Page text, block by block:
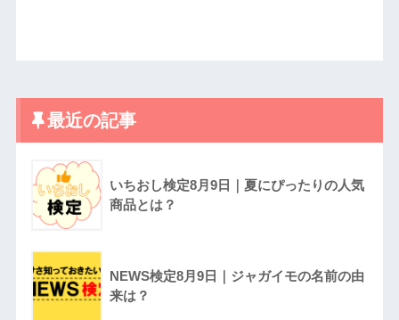
最近の記事
いちおし検定8月9日｜夏にぴったりの人気
商品とは？
NEWS検定8月9日｜ジャガイモの名前の由
来は？